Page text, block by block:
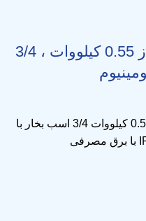
الکتروموتور موتوژن سه فاز 0.55 کیلووات ، 3/4
الکتروموتور سه فاز موتوژن با توان 0.55 کیلووات 3/4 اسب بخار با